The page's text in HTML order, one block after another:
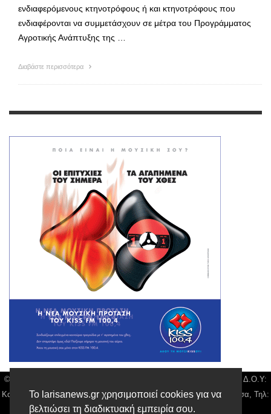
Το larisanews.gr χρησιμοποιεί cookies για να
βελτιώσει τη διαδικτυακή εμπειρία σου.
ενδιαφερόμενους κτηνοτρόφους ή και κτηνοτρόφους που
ενδιαφέρονται να συμμετάσχουν σε μέτρα του Προγράμματος
Αγροτικής Ανάπτυξης της …
Διαβάστε περισσότερα
© Larisa News | Διακριτικός Τίτλος: Orion Media, ΑΦΜ: 043750542, Δ.Ο.Υ:
Καρδίτσας, Υπο/μα Λάρισας, Δ/νση: Φαρμακίδου 36 τ.κ 41222 Λάρισα, Τηλ:
2410 259100, email: news@larisanews.gr